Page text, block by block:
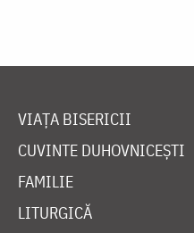
VIAȚA BISERICII
CUVINTE DUHOVNICEȘTI
FAMILIE
LITURGICĂ